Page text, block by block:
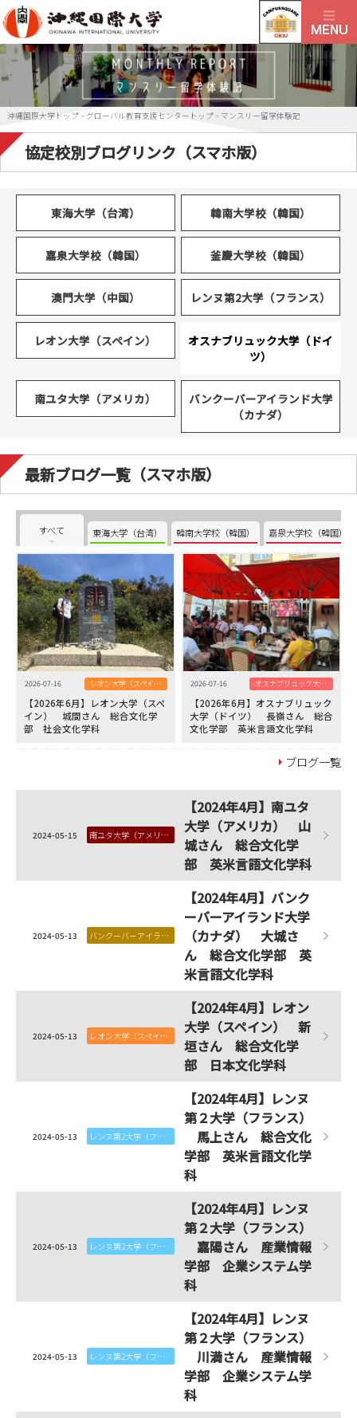
沖縄国際大学トップ > グローバル教育支援センタートップ > マンスリー留学体験記
協定校別ブログリンク（スマホ版）
東海大学（台湾） 韓南大学校（韓国）
嘉泉大学校（韓国） 釜慶大学校（韓国）
澳門大学（中国） レンヌ第2大学（フランス）
レオン大学（スペイン）
オスナブリュック大学（ドイ
ツ）
南ユタ大学（アメリカ）
バンクーバーアイランド大学
（カナダ）
最新ブログ一覧（スマホ版）
すべて 東海大学（台湾） 韓南大学校（韓国） 嘉泉大学校（韓国）
2026-07-16 レオン大学（スペイン）
【2026年6月】レオン大学（スペ
イン） 城間さん 総合文化学
部 社会文化学科
2026-07-16 オスナブリュック大学（ドイツ）
【2026年6月】オスナブリュック
大学（ドイツ） 長嶺さん 総合
文化学部 英米言語文化学科
ブログ一覧
2024-05-15 南ユタ大学（アメリカ）
【2024年4月】南ユタ
大学（アメリカ） 山
城さん 総合文化学
部 英米言語文化学科
2024-05-13 バンクーバーアイランド大学（カナダ）
【2024年4月】バンク
ーバーアイランド大学
（カナダ） 大城さ
ん 総合文化学部 英
米言語文化学科
2024-05-13 レオン大学（スペイン）
【2024年4月】レオン
大学（スペイン） 新
垣さん 総合文化学
部 日本文化学科
2024-05-13 レンヌ第2大学（フランス）
【2024年4月】レンヌ
第２大学（フランス）
馬上さん 総合文化
学部 英米言語文化学
科
2024-05-13 レンヌ第2大学（フランス）
【2024年4月】レンヌ
第２大学（フランス）
嘉陽さん 産業情報
学部 企業システム学
科
2024-05-13 レンヌ第2大学（フランス）
【2024年4月】レンヌ
第２大学（フランス）
川満さん 産業情報
学部 企業システム学
科